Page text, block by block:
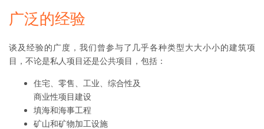
广泛的经验
谈及经验的广度，我们曾参与了几乎各种类型大大小小的建筑项
目，不论是私人项目还是公共项目，包括：
住宅、零售、工业、综合性及
商业性项目建设
填海和海事工程
矿山和矿物加工设施